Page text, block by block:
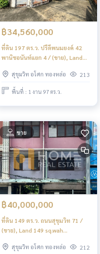
฿34,560,000
ที่ดิน 197 ตร.ว. ปรีดีพนมยงค์ 42
พานิชอนันท์แยก 4 / (ขาย), Land
Panich Anan Yeak 4 / (FOR SALE)
NS006
สุขุมวิท อโศก ทองหล่อ 213
พื้นที่ : 1 งาน 97 ตร.ว.
ขาย
฿40,000,000
ที่ดิน 149 ตร.ว. ถนนสุขุมวิท 71 /
(ขาย), Land 149 sq.wah
NS021สุขุมวิท อโศก ทองหล่อ 212